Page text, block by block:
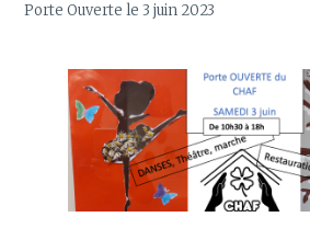
Porte Ouverte le 3 juin 2023